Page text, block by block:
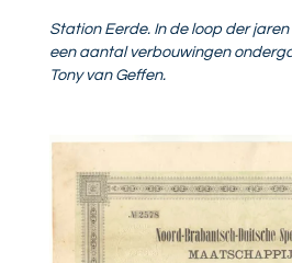
Station Eerde. In de loop der
een aantal verbouwingen
Tony van Geffen.